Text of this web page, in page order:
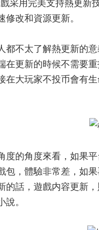
采用完美支持熱更新
修改和資源更新。
不太了解熱更新的意
在更新的時候不需要重
在大玩家不投币會有
的角度來看，如果平
包，體驗非常差，如
的話，遊戲内容更新
說。